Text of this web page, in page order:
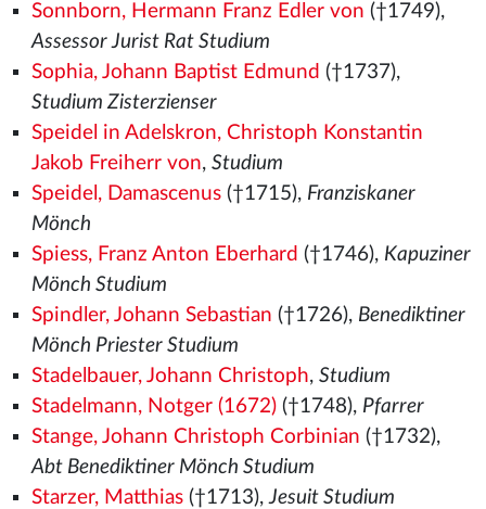
Sonnborn, Hermann Franz Edler von (†1749),
Assessor Jurist Rat Studium
Sophia, Johann Baptist Edmund (†1737),
Studium Zisterzienser
Speidel in Adelskron, Christoph Konstantin
Jakob Freiherr von, Studium
Speidel, Damascenus(†1715), Franziskaner
Mönch
Spiess, Franz Anton Eberhard (†1746), Kapuziner
Mönch Studium
Spindler, Johann Sebastian (†1726), Benediktiner
Mönch Priester Studium
Stadelbauer, Johann Christoph, Studium
Stadelmann, Notger (1672)(†1748), Pfarrer
Stange, Johann Christoph Corbinian (†1732),
Abt Benediktiner Mönch Studium
Starzer, Matthias(†1713),Jesuit Studium